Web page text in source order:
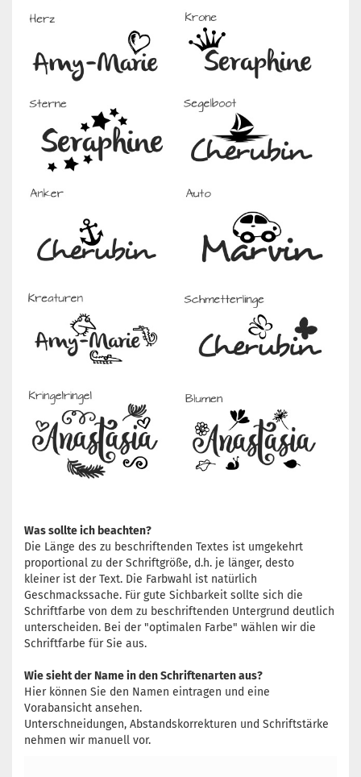
Was sollte ich beachten?
Die Länge des zu beschriftenden Textes ist umgekehrt
proportional zu der Schriftgröße, d.h. je länger, desto
kleiner ist der Text. Die Farbwahl ist natürlich
Geschmackssache. Für gute Sichbarkeit sollte sich die
Schriftfarbe von dem zu beschriftenden Untergrund deutlich
unterscheiden. Bei der "optimalen Farbe" wählen wir die
Schriftfarbe für Sie aus.
Wie sieht der Name in den Schriftenarten aus?
Hier können Sie den Namen eintragen und eine
Vorabansicht ansehen.
Unterschneidungen, Abstandskorrekturen und Schriftstärke
nehmen wir manuell vor.